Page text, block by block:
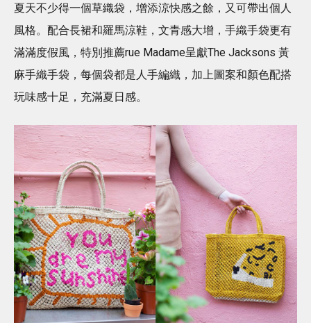
夏天不少得一個草織袋，增添涼快感之餘，又可帶出個人
風格。配合長裙和羅馬涼鞋，文青感大增，手織手袋更有
滿滿度假風，特別推薦rue Madame呈獻The Jacksons 黃
麻手織手袋，每個袋都是人手編織，加上圖案和顏色配搭
玩味感十足，充滿夏日感。